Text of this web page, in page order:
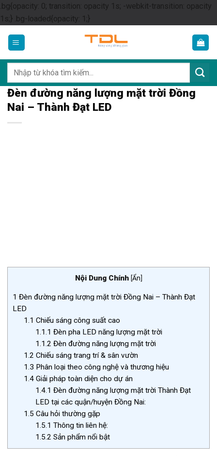
.bg{opacity: 0; transition: opacity 1s; -webkit-transition: opacity
1s;} .bg-loaded{opacity: 1;}Skip
content
kiếm:
Đèn đường năng lượng mặt trời Đồng
Nai – Thành Đạt LED
Nội Dung Chính [Ẩn]
1 Đèn đường năng lượng mặt trời Đồng Nai – Thành Đạt
LED
1.1 Chiếu sáng công suất cao
1.1.1 Đèn pha LED năng lượng mặt trời
1.1.2 Đèn đường năng lượng mặt trời
1.2 Chiếu sáng trang trí & sân vườn
1.3 Phân loại theo công nghệ và thương hiệu
1.4 Giải pháp toàn diện cho dự án
1.4.1 Đèn đường năng lượng mặt trời Thành Đạt
LED tại các quận/huyện Đồng Nai:
1.5 Câu hỏi thường gặp
1.5.1 Thông tin liên hệ:
1.5.2 Sản phẩm nổi bật